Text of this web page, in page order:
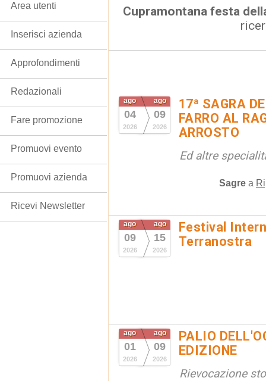
Cupramontana festa
ago
04
2026
ago
09
2026
17ª SAGRA
FARRO AL
ARROSTO
Ed altre
Sagre a
ago
09
2026
ago
15
2026
Festival
Terranostra
ago
01
2026
ago
09
2026
PALIO
EDIZIONE
Rievocazione
Area utenti
Inserisci azienda
Approfondimenti
Redazionali
Fare promozione
Promuovi evento
Promuovi azienda
Ricevi Newsletter